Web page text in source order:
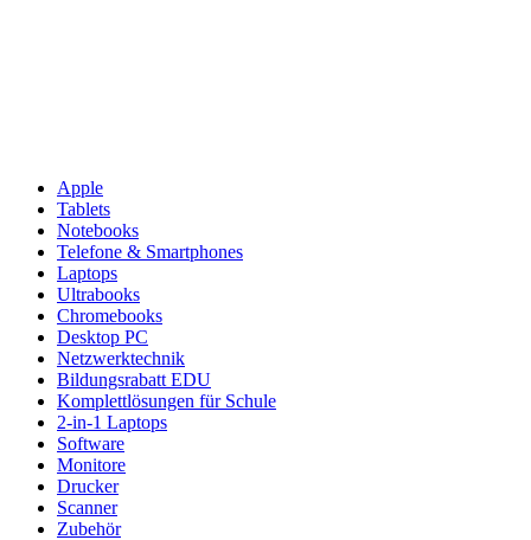
Apple
Tablets
Notebooks
Telefone & Smartphones
Laptops
Ultrabooks
Chromebooks
Desktop PC
Netzwerktechnik
Bildungsrabatt EDU
Komplettlösungen für Schule
2-in-1 Laptops
Software
Monitore
Drucker
Scanner
Zubehör